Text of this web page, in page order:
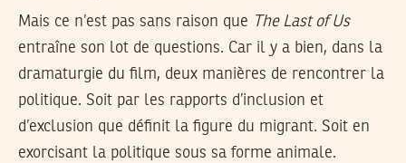
Mais ce n’est pas sans raison que The Last of Us
entraîne son lot de questions. Car il y a bien, dans la
dramaturgie du film, deux manières de rencontrer la
politique. Soit par les rapports d’inclusion et
d’exclusion que définit la figure du migrant. Soit en
exorcisant la politique sous sa forme animale.